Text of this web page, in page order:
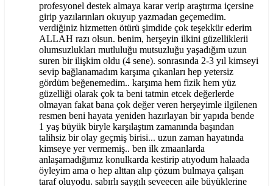
profesyonel destek almaya karar verip araştırma içersine
girip yazılarınları okuyup yazmadan geçemedim.
verdiğiniz hizmetten ötürü şimdide çok teşekkür ederim
ALLAH razı olsun. benim, herşeyin ilkini güzelliklerii
olumsuzlukları mutluluğu mutsuzluğu yaşadığım uzun
suren bir ilişkim oldu (4 sene). sonrasında 2-3 yıl kimseyi
sevip bağlanamadım karşıma çıkanları hep yetersiz
gördüm beğenemedim.. karşıma hem fizik hem yüz
güzelliği olarak çok ta beni tatmin etcek değerlerde
olmayan fakat bana çok değer veren herşeyimle ilgilenen
resmen beni hayata yeniden hazırlayan bir yapıda bende
1 yaş büyük biryle karşılaştım zamanında başından
talihsiz bir olay geçmiş birisi... uzun zaman hayatında
kimseye yer vermemiş.. ben ilk zmaanlarda
anlaşamadığımız konulkarda kestirip atıyodum halaada
öyleyim ama o hep alttan alıp çözum bulmaya çalışan
taraf oluyodu. sabırlı saygılı seveecen aile büyüklerine